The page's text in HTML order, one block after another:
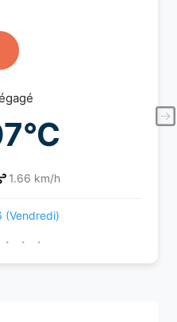
1.66 km/h